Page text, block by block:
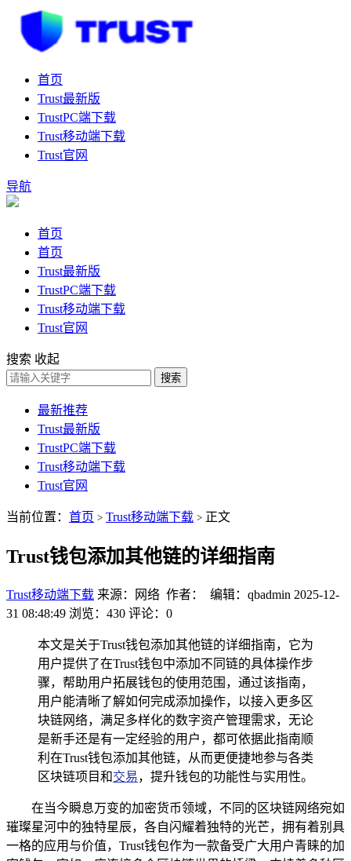
首页
Trust最新版
TrustPC端下载
Trust移动端下载
Trust官网
导航
首页
首页
Trust最新版
TrustPC端下载
Trust移动端下载
Trust官网
搜索 收起
搜索
最新推荐
Trust最新版
TrustPC端下载
Trust移动端下载
Trust官网
当前位置： 首页 > Trust移动端下载 > 正文
Trust钱包添加其他链的详细指南
Trust移动端下载 来源：网络 作者： 编辑：qbadmin 2025-12-
31 08:48:49 浏览：430 评论：0
本文是关于Trust钱包添加其他链的详细指南，它为
用户提供了在Trust钱包中添加不同链的具体操作步
骤，帮助用户拓展钱包的使用范围，通过该指南，
用户能清晰了解如何完成添加操作，以接入更多区
块链网络，满足多样化的数字资产管理需求，无论
是新手还是有一定经验的用户，都可依据此指南顺
利在Trust钱包添加其他链，从而更便捷地参与各类
区块链项目和交易，提升钱包的功能性与实用性。
在当今瞬息万变的加密货币领域，不同的区块链网络宛如
璀璨星河中的独特星辰，各自闪耀着独特的光芒，拥有着别具
一格的应用与价值，Trust钱包作为一款备受广大用户青睐的加